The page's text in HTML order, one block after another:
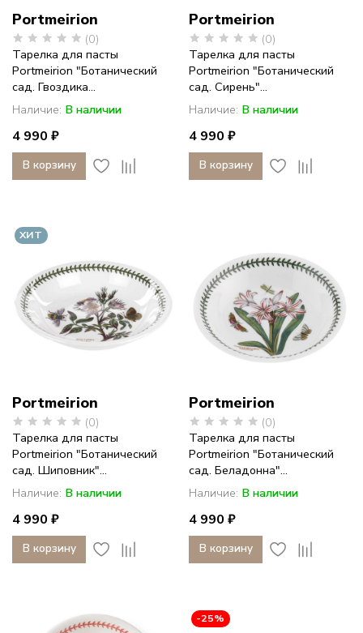
Portmeirion
(0)
Тарелка для пасты
Portmeirion "Ботанический
сад. Гвоздика...
Наличие: В наличии
4 990 ₽
В корзину
Portmeirion
(0)
Тарелка для пасты
Portmeirion "Ботанический
сад. Сирень"...
Наличие: В наличии
4 990 ₽
В корзину
ХИТ
Portmeirion
(0)
Тарелка для пасты
Portmeirion "Ботанический
сад. Шиповник"...
Наличие: В наличии
4 990 ₽
В корзину
Portmeirion
(0)
Тарелка для пасты
Portmeirion "Ботанический
сад. Беладонна"...
Наличие: В наличии
4 990 ₽
В корзину
-25%